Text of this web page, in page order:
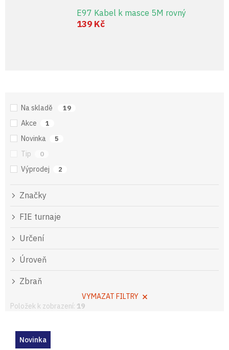
E97 Kabel k masce 5M rovný
139 Kč
Na skladě 19
Akce 1
Novinka 5
Tip 0
Výprodej 2
Značky
FIE turnaje
Určení
Úroveň
Zbraň
VYMAZAT FILTRY
Položek k zobrazení: 19
Novinka